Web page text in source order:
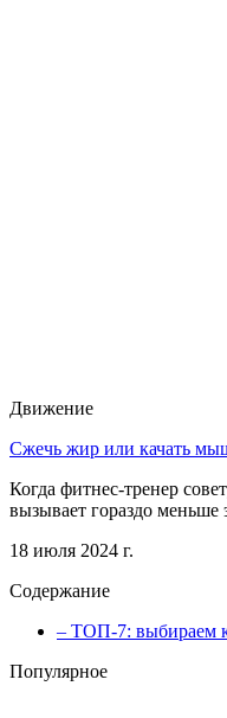
Движение
Сжечь жир или качать
Когда фитнес-тренер
вызывает гораздо
18 июля 2024 г.
Содержание
– ТОП-7: выбираем
Популярное